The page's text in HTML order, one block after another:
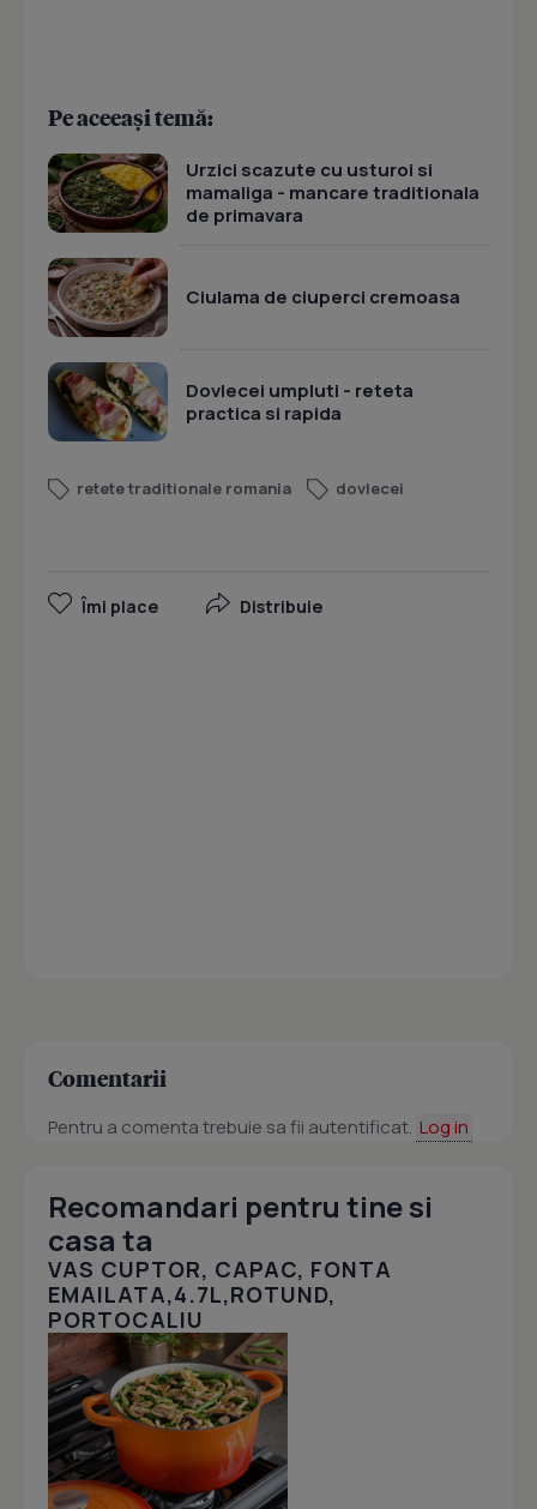
Pe aceeași temă:
Urzici scazute cu usturoi si
mamaliga - mancare traditionala
de primavara
Ciulama de ciuperci cremoasa
Dovlecei umpluti - reteta
practica si rapida
retete traditionale romania dovlecei
Îmi place Distribuie
Comentarii
Pentru a comenta trebuie sa fii autentificat. Log in
Recomandari pentru tine si
casa ta
VAS CUPTOR, CAPAC, FONTA
EMAILATA,4.7L,ROTUND,
PORTOCALIU